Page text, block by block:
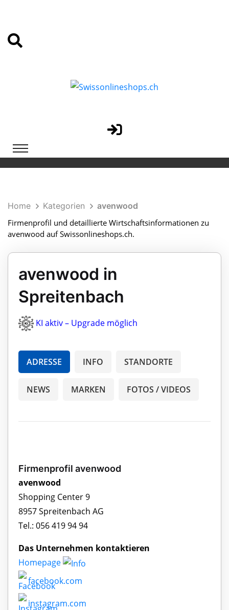
Home Kategorien
avenwood
Firmenprofil und detaillierte Wirtschaftsinformationen zu
avenwood auf Swissonlineshops.ch.
avenwood in
Spreitenbach
KI aktiv – Upgrade möglich
ADRESSE INFO STANDORTE
NEWS MARKEN FOTOS / VIDEOS
Firmenprofil avenwood
avenwood
Shopping Center 9
8957 Spreitenbach AG
Tel.: 056 419 94 94
Das Unternehmen kontaktieren
Homepage
facebook.com
instagram.com